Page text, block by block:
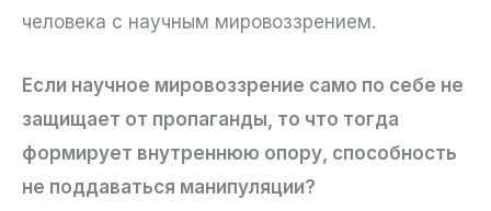
человека с научным мировоззрением.
Если научное мировоззрение само по себе не
защищает от пропаганды, то что тогда
формирует внутреннюю опору, способность
не поддаваться манипуляции?